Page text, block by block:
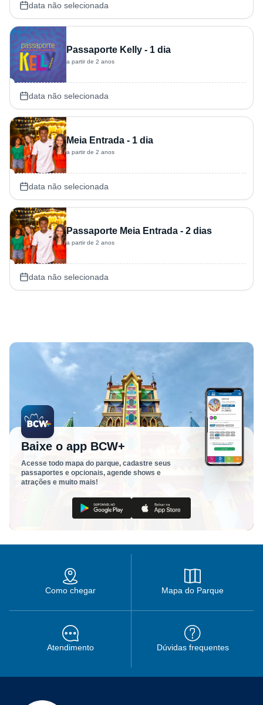
data não selecionada
Passaporte Kelly - 1 dia
a partir de 2 anos
data não selecionada
Meia Entrada - 1 dia
a partir de 2 anos
data não selecionada
Passaporte Meia Entrada - 2 dias
a partir de 2 anos
data não selecionada
Baixe o app BCW+
Acesse todo mapa do parque, cadastre seus
passaportes e opcionais, agende shows e
atrações e muito mais!
Como chegar Mapa do Parque
Atendimento Dúvidas frequentes